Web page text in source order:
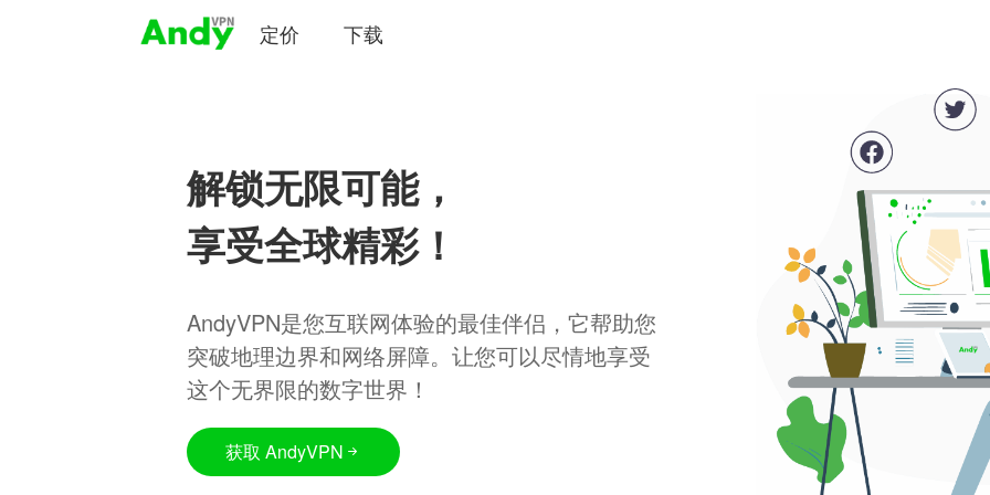
定价 下载
解锁无限可能，
享受全球精彩！
AndyVPN是您互联网体验的最佳伴侣，它帮助您
突破地理边界和网络屏障。让您可以尽情地享受
这个无界限的数字世界！
获取 AndyVPN